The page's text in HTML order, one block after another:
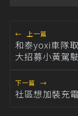
← 上一篇
和泰yoxi車隊
大招募小黃駕
下一篇 →
社區想加裝充